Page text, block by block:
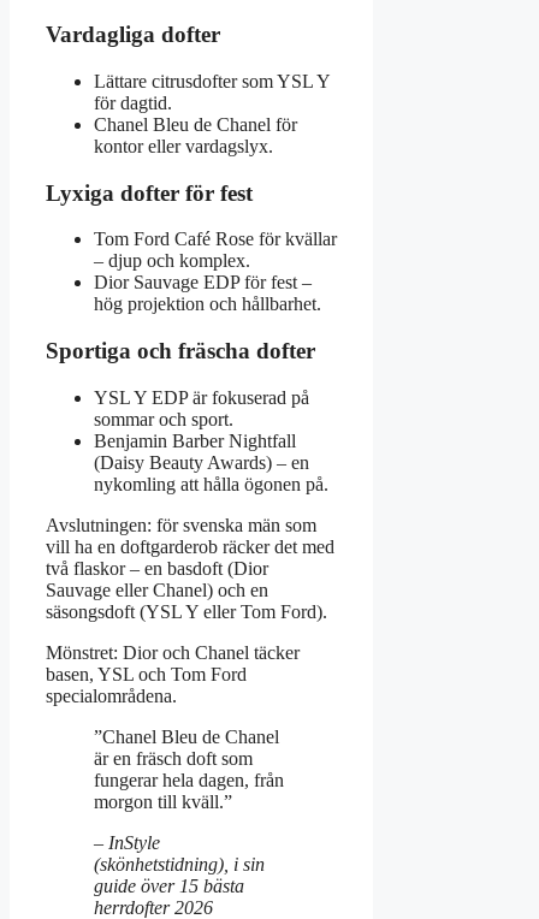
Vardagliga dofter
Lättare citrusdofter som YSL Y
för dagtid.
Chanel Bleu de Chanel för
kontor eller vardagslyx.
Lyxiga dofter för fest
Tom Ford Café Rose för kvällar
– djup och komplex.
Dior Sauvage EDP för fest –
hög projektion och hållbarhet.
Sportiga och fräscha dofter
YSL Y EDP är fokuserad på
sommar och sport.
Benjamin Barber Nightfall
(Daisy Beauty Awards) – en
nykomling att hålla ögonen på.
Avslutningen: för svenska män som
vill ha en doftgarderob räcker det med
två flaskor – en basdoft (Dior
Sauvage eller Chanel) och en
säsongsdoft (YSL Y eller Tom Ford).
Mönstret: Dior och Chanel täcker
basen, YSL och Tom Ford
specialområdena.
”Chanel Bleu de Chanel
är en fräsch doft som
fungerar hela dagen, från
morgon till kväll.”
– InStyle
(skönhetstidning), i sin
guide över 15 bästa
herrdofter 2026